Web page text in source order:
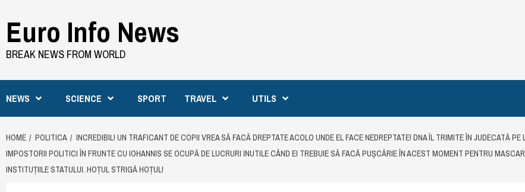
to
content
Euro Info News
BREAK NEWS FROM WORLD
NEWS SCIENCE SPORT TRAVEL UTILS
HOME POLITICA
INCREDIBIL! UN TRAFICANT DE COPII VREA SĂ FACĂ DREPTATE ACOLO UNDE EL FACE NEDREPTATE! DNA ÎL TRIMITE ÎN JUDECATĂ
IMPOSTORII POLITICI ÎN FRUNTE CU IOHANNIS SE OCUPĂ DE LUCRURI INUTILE CÂND EI TREBUIE SĂ FACĂ PUȘCĂRIE ÎN ACEST MOMENT PENTRU
INSTITUȚIILE STATULUI. HOȚUL STRIGĂ HOȚUL!